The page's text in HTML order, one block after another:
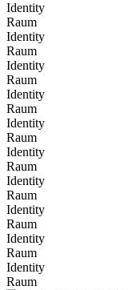
Identity
Raum
Identity
Raum
Identity
Raum
Identity
Raum
Identity
Raum
Identity
Raum
Identity
Raum
Identity
Raum
Identity
Raum
Identity
Raum